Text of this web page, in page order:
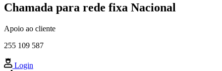
Chamada para rede fixa Nacional
Apoio ao cliente
255 109 587
Login